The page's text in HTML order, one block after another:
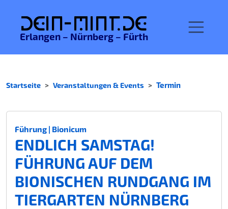
Dein-MINT.de
Erlangen – Nürnberg – Fürth
Startseite Veranstaltungen & Events Termin
Führung | Bionicum
ENDLICH SAMSTAG!
FÜHRUNG AUF DEM
BIONISCHEN RUNDGANG IM
TIERGARTEN NÜRNBERG